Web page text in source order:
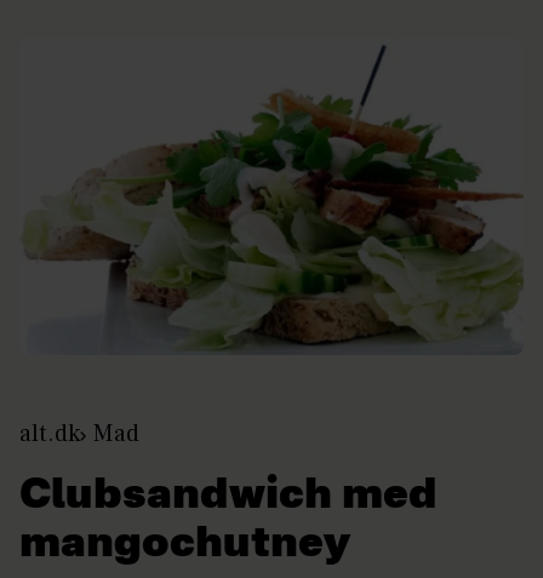
alt.dk Mad
Clubsandwich med
mangochutney